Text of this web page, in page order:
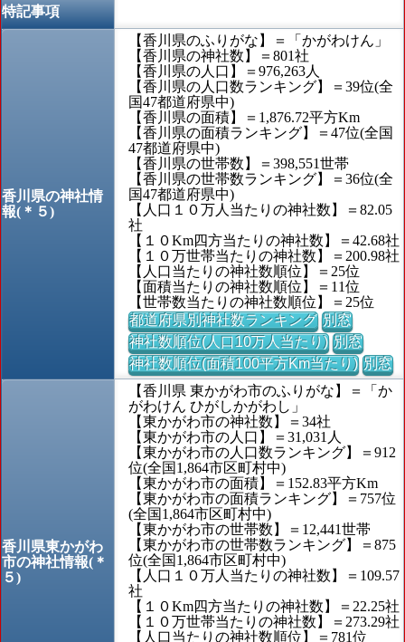
特記事項
香川県の神社情
報(＊５)
【香川県のふりがな】＝「かがわけん」
【香川県の神社数】＝801社
【香川県の人口】＝976,263人
【香川県の人口数ランキング】＝39位(全
国47都道府県中)
【香川県の面積】＝1,876.72平方Km
【香川県の面積ランキング】＝47位(全国
47都道府県中)
【香川県の世帯数】＝398,551世帯
【香川県の世帯数ランキング】＝36位(全
国47都道府県中)
【人口１０万人当たりの神社数】＝82.05
社
【１０Km四方当たりの神社数】＝42.68社
【１０万世帯当たりの神社数】＝200.98社
【人口当たりの神社数順位】＝25位
【面積当たりの神社数順位】＝11位
【世帯数当たりの神社数順位】＝25位
都道府県別神社数ランキング 別窓
神社数順位(人口10万人当たり) 別窓
神社数順位(面積100平方Km当たり) 別窓
香川県東かがわ
市の神社情報(＊
５)
【香川県 東かがわ市のふりがな】＝「か
がわけん ひがしかがわし」
【東かがわ市の神社数】＝34社
【東かがわ市の人口】＝31,031人
【東かがわ市の人口数ランキング】＝912
位(全国1,864市区町村中)
【東かがわ市の面積】＝152.83平方Km
【東かがわ市の面積ランキング】＝757位
(全国1,864市区町村中)
【東かがわ市の世帯数】＝12,441世帯
【東かがわ市の世帯数ランキング】＝875
位(全国1,864市区町村中)
【人口１０万人当たりの神社数】＝109.57
社
【１０Km四方当たりの神社数】＝22.25社
【１０万世帯当たりの神社数】＝273.29社
【人口当たりの神社数順位】＝781位